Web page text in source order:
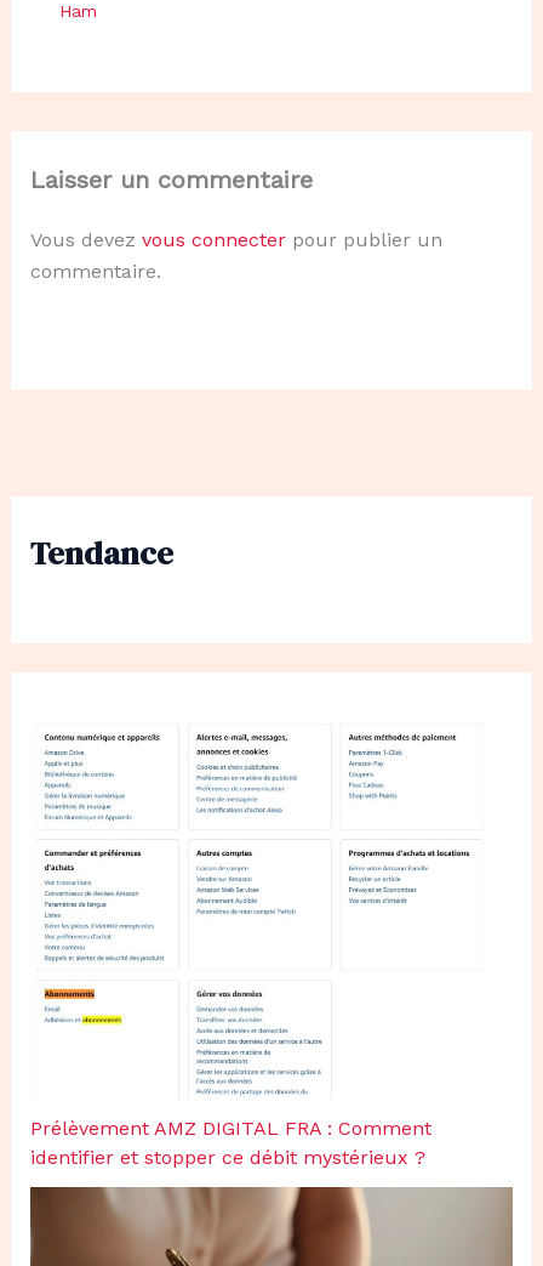
Tendance
Prélèvement AMZ DIGITAL FRA : Comment
identifier et stopper ce débit mystérieux ?
Ham
Laisser un commentaire
Vous devez vous connecterpour publier un
commentaire.